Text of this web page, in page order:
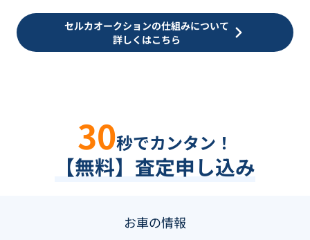
セルカオークションの仕組みについて
詳しくはこちら
30秒でカンタン！
【無料】査定申し込み
お車の情報